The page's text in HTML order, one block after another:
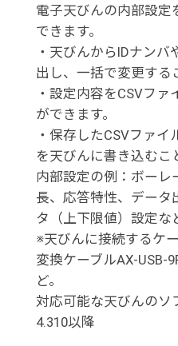
電子天びんの内部設定
できます。
・天びんからIDナン
出し、一括で変更する
・設定内容をCSVフ
ができます。
・保存したCSVファ
を天びんに書き込むこ
内部設定の例：ボーレ
長、応答特性、データ
タ（上下限値）設定な
※天びんに接続するケ
変換ケーブルAX-USB-
ど。
対応可能な天びんのソ
4.310以降